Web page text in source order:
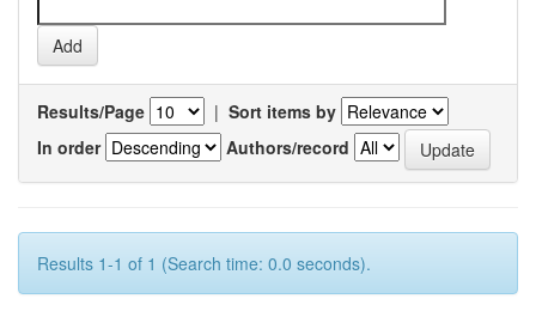
Results/Page | Sort items by
In order
Authors/record
Results 1-1 of 1 (Search time: 0.0 seconds).